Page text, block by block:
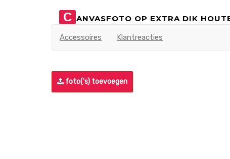
C ANVASFOTO OP EXTRA DIK
Accessoires Klantreacties
foto('s) toevoegen